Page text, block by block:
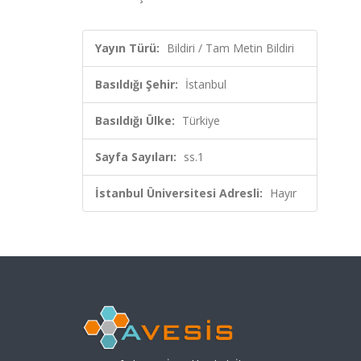
Yayın Türü: Bildiri / Tam Metin Bildiri
Basıldığı Şehir: İstanbul
Basıldığı Ülke: Türkiye
Sayfa Sayıları: ss.1
İstanbul Üniversitesi Adresli: Hayır